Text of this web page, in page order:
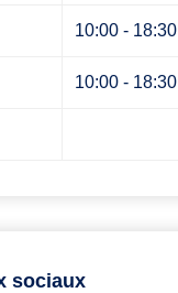
10:00 - 18:30
10:00 - 18:30
sociaux